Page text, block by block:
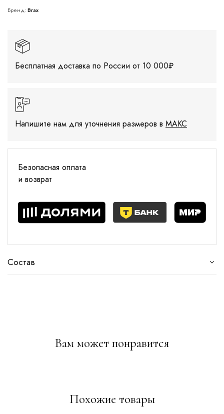
Бренд: Brax
Бесплатная доставка по России от 10 000₽
Напишите нам для уточнения размеров в МАКС
Безопасная оплата
и возврат
Состав
Вам может понравится
Похожие товары